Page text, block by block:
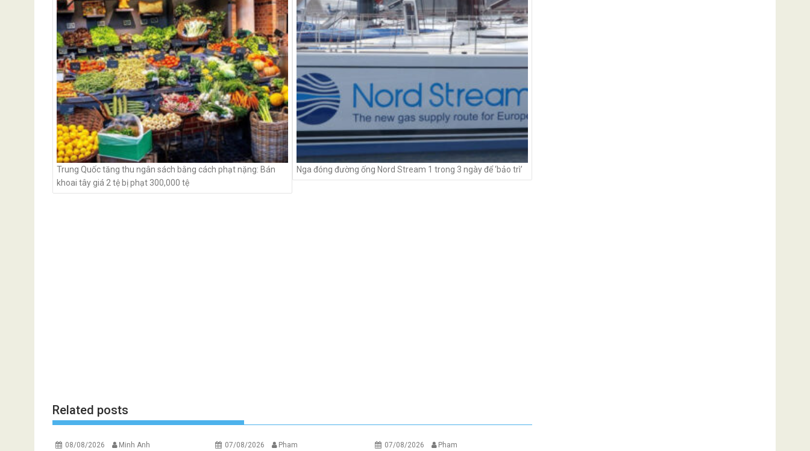
Trung Quốc tăng thu ngân sách bằng cách phạt nặng: Bán
khoai tây giá 2 tệ bị phạt 300,000 tệ
Nga đóng đường ống Nord Stream 1 trong 3 ngày để ‘bảo trì’
Related posts
08/08/2026 Minh Anh 07/08/2026 Pham 07/08/2026 Pham